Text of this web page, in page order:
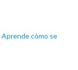
Aprende cómo se